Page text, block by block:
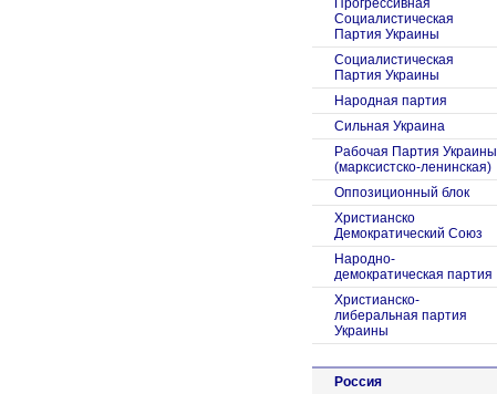
Прогрессивная
Социалистическая
Партия Украины
Социалистическая
Партия Украины
Народная партия
Сильная Украина
Рабочая Партия Украины
(марксистско-ленинская)
Оппозиционный блок
Христианско
Демократический Союз
Народно-
демократическая партия
Христианско-
либеральная партия
Украины
Россия